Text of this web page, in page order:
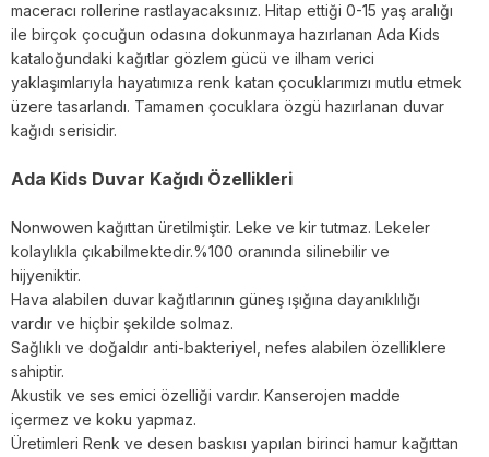
maceracı rollerine rastlayacaksınız. Hitap ettiği 0-15 yaş aralığı
ile birçok çocuğun odasına dokunmaya hazırlanan Ada Kids
kataloğundaki kağıtlar gözlem gücü ve ilham verici
yaklaşımlarıyla hayatımıza renk katan çocuklarımızı mutlu etmek
üzere tasarlandı. Tamamen çocuklara özgü hazırlanan duvar
kağıdı serisidir.
Ada Kids Duvar Kağıdı Özellikleri
Nonwowen kağıttan üretilmiştir. Leke ve kir tutmaz. Lekeler
kolaylıkla çıkabilmektedir.%100 oranında silinebilir ve
hijyeniktir.
Hava alabilen duvar kağıtlarının güneş ışığına dayanıklılığı
vardır ve hiçbir şekilde solmaz.
Sağlıklı ve doğaldır anti-bakteriyel, nefes alabilen özelliklere
sahiptir.
Akustik ve ses emici özelliği vardır. Kanserojen madde
içermez ve koku yapmaz.
Üretimleri Renk ve desen baskısı yapılan birinci hamur kağıttan